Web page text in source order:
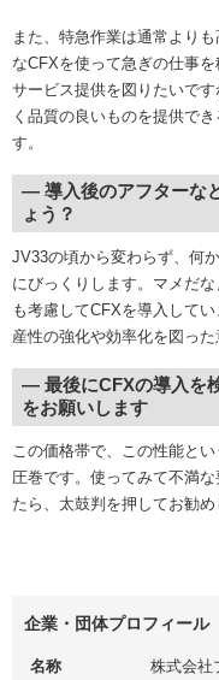
また、特急作業は通常より
なCFXを使って急ぎの仕事
サービス提供を図りたいで
く品質の良いものを提供で
す。
― 導入後のアフターな
ょう？
JV33の頃から変わらず、何
にびっくりします。マメだ
も考慮してCFXを導入して
産性の強化や効率化を図っ
― 最後にCFXの導入を
をお願いします
この価格帯で、この性能と
圧巻です。使ってみて不満
たら、太鼓判を押してお勧め
企業・団体プロフィール
名称 株式会社